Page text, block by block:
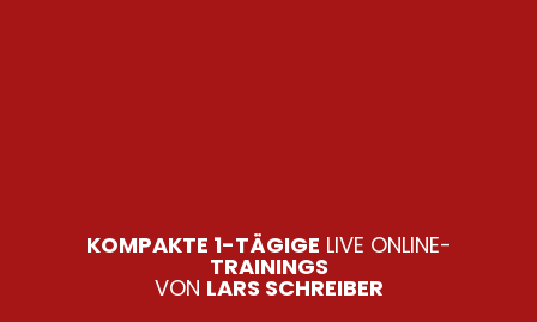
KOMPAKTE 1-TÄGIGE LIVE ONLINE-
TRAININGS
VON LARS SCHREIBER